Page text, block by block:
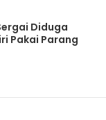
Diduga
Pakai Parang